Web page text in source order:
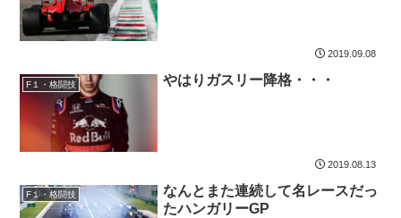
2019.09.08
F１・格闘技 やはりガスリー降格・・・
2019.08.13
F１・格闘技
なんとまた連続して名レースだっ
たハンガリーGP